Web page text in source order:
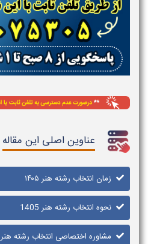
عناوین اصلی این مقاله
زمان انتخاب رشته هنر ۱۴۰۵
نحوه انتخاب رشته هنر 1405
مشاوره اختصاصی انتخاب رشته هنر ۱۴۰۵